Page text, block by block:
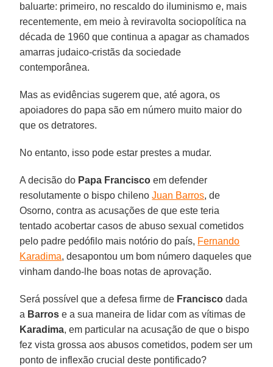
baluarte: primeiro, no rescaldo do iluminismo e, mais
recentemente, em meio à reviravolta sociopolítica na
década de 1960 que continua a apagar as chamados
amarras judaico-cristãs da sociedade
contemporânea.
Mas as evidências sugerem que, até agora, os
apoiadores do papa são em número muito maior do
que os detratores.
No entanto, isso pode estar prestes a mudar.
A decisão do Papa Francisco em defender
resolutamente o bispo chilenoJuan Barros, de
Osorno, contra as acusações de que este teria
tentado acobertar casos de abuso sexual cometidos
pelo padre pedófilo mais notório do país, Fernando
Karadima, desapontou um bom número daqueles que
vinham dando-lhe boas notas de aprovação.
Será possível que a defesa firme de Francisco dada
a Barros e a sua maneira de lidar com as vítimas de
Karadima, em particular na acusação de que o bispo
fez vista grossa aos abusos cometidos, podem ser um
ponto de inflexão crucial deste pontificado?